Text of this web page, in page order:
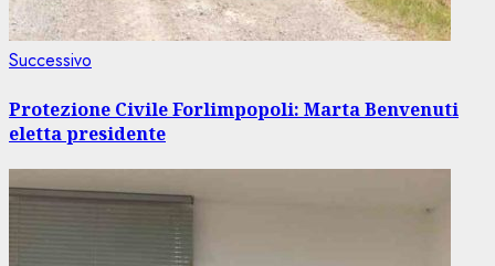
Successivo
Protezione Civile Forlimpopoli: Marta Benvenuti
eletta presidente